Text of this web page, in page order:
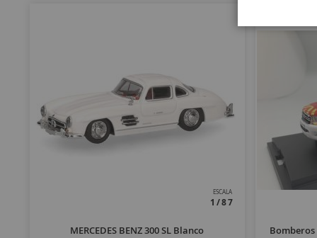
ESCALA
1/87
MERCEDES BENZ 300 SL Blanco
Bomberos